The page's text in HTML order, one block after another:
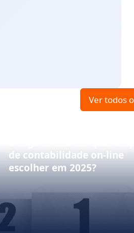
Ver todos
de contabilidade on-line
escolher em 2025?